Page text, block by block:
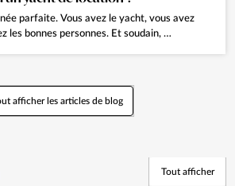
parfaite. Vous avez le yacht, vous avez
les bonnes personnes. Et soudain, …
afficher les articles de blog
Tout afficher